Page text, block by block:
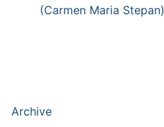
(Carmen Maria Stepan)
Archive